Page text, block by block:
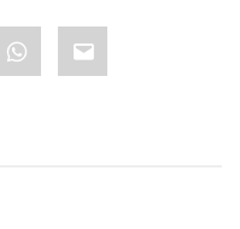
WhatsApp
Email